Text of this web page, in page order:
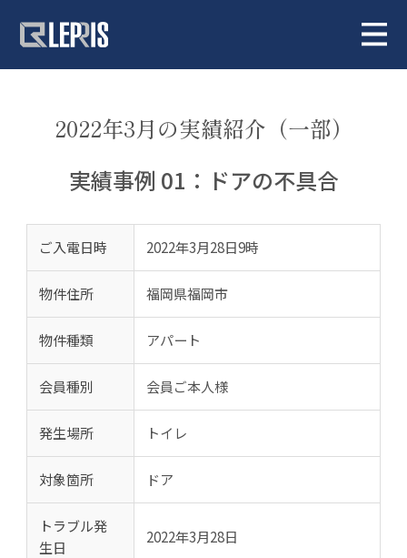
2022年3月の実績紹介（一部）
実績事例 01：ドアの不具合
ご入電日時 2022年3月28日9時
物件住所 福岡県福岡市
物件種類 アパート
会員種別 会員ご本人様
発生場所 トイレ
対象箇所 ドア
トラブル発
生日
2022年3月28日